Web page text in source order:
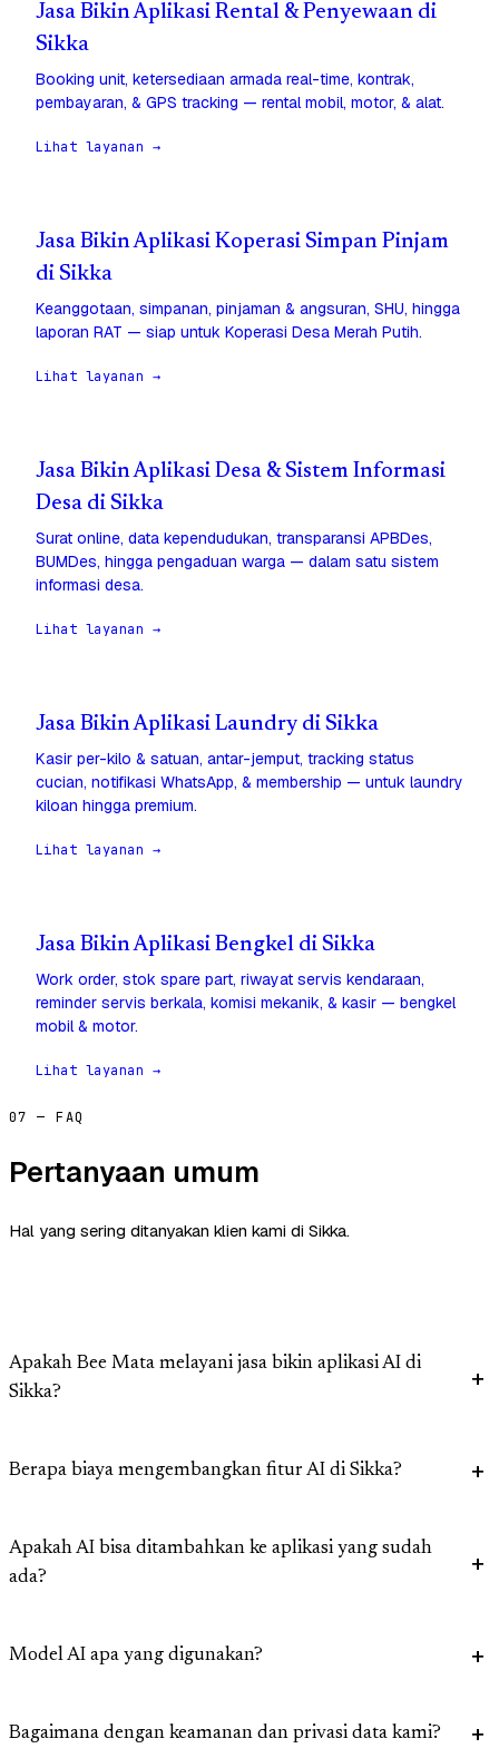
Jasa Bikin Aplikasi Rental & Penyewaan di
Sikka
Booking unit, ketersediaan armada real-time, kontrak,
pembayaran, & GPS tracking — rental mobil, motor, & alat.
Lihat layanan →
Jasa Bikin Aplikasi Koperasi Simpan Pinjam
di Sikka
Keanggotaan, simpanan, pinjaman & angsuran, SHU, hingga
laporan RAT — siap untuk Koperasi Desa Merah Putih.
Lihat layanan →
Jasa Bikin Aplikasi Desa & Sistem Informasi
Desa di Sikka
Surat online, data kependudukan, transparansi APBDes,
BUMDes, hingga pengaduan warga — dalam satu sistem
informasi desa.
Lihat layanan →
Jasa Bikin Aplikasi Laundry di Sikka
Kasir per-kilo & satuan, antar-jemput, tracking status
cucian, notifikasi WhatsApp, & membership — untuk laundry
kiloan hingga premium.
Lihat layanan →
Jasa Bikin Aplikasi Bengkel di Sikka
Work order, stok spare part, riwayat servis kendaraan,
reminder servis berkala, komisi mekanik, & kasir — bengkel
mobil & motor.
Lihat layanan →
07 — FAQ
Pertanyaan umum
Hal yang sering ditanyakan klien kami di Sikka.
Apakah Bee Mata melayani jasa bikin aplikasi AI di
Sikka?
Berapa biaya mengembangkan fitur AI di Sikka?
Apakah AI bisa ditambahkan ke aplikasi yang sudah
ada?
Model AI apa yang digunakan?
Bagaimana dengan keamanan dan privasi data kami?